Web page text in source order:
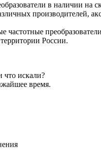
в наличии
производителей,
России.
что искали?
время.